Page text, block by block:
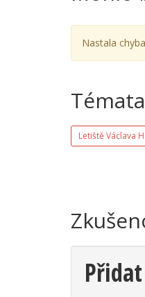
Nastala
Témata
Letiště Václava